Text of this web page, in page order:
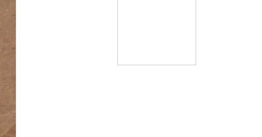
Následující